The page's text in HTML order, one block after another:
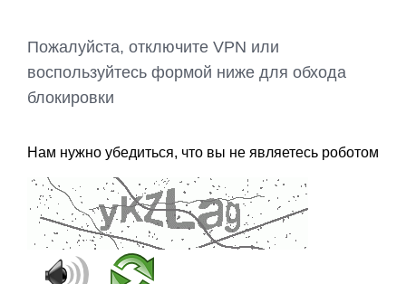
Пожалуйста, отключите VPN или
воспользуйтесь формой ниже для обхода
блокировки
Нам нужно убедиться, что вы не являетесь роботом